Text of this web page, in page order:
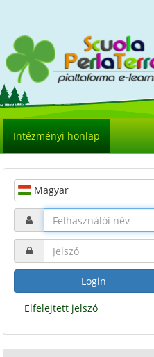
Intézményi honlap
Magyar
Login
Elfelejtett jelszó